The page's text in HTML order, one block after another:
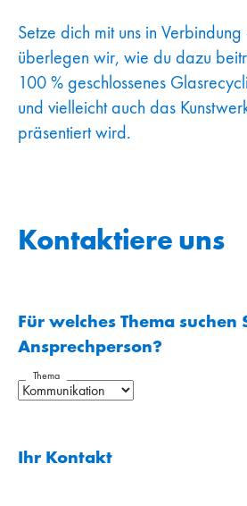
Setze dich mit uns in
überlegen wir, wie du dazu
100 % geschlossenes
und vielleicht auch das
präsentiert wird.
Kontaktiere uns
Für welches Thema suchen
Ansprechperson?
Thema
Ihr Kontakt